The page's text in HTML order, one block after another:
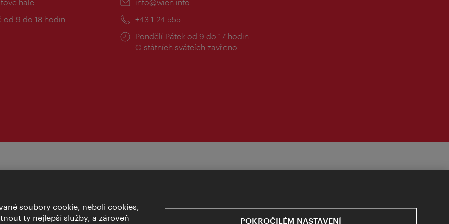
hale
od 9 do 18 hodin
E-
info@wien.info
Telefon:
+43-1-24 555
Provozní
doba:
Pondělí-Pátek od 9 do 17 hodin
O státních svátcích zavřeno
soubory cookie, neboli cookies,
ty nejlepší služby, a zároveň
POKROČILÉM NASTAVENÍ